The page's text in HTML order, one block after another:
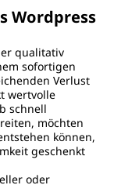
Wordpress
qualitativ
sofortigen
Verlust
wertvolle
schnell
möchten
können,
geschenkt
oder